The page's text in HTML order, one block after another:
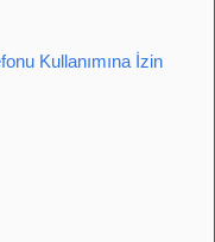
Kullanımına İzin